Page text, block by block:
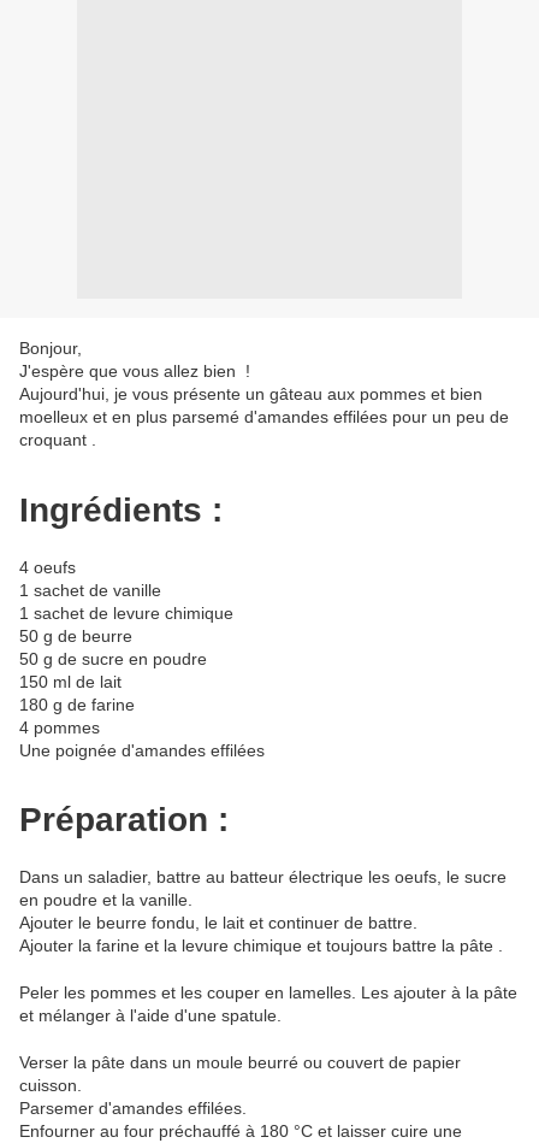
Bonjour,
J'espère que vous allez bien !
Aujourd'hui, je vous présente un gâteau aux pommes et bien
moelleux et en plus parsemé d'amandes effilées pour un peu de
croquant .
Ingrédients :
4 oeufs
1 sachet de vanille
1 sachet de levure chimique
50 g de beurre
50 g de sucre en poudre
150 ml de lait
180 g de farine
4 pommes
Une poignée d'amandes effilées
Préparation :
Dans un saladier, battre au batteur électrique les oeufs, le sucre
en poudre et la vanille.
Ajouter le beurre fondu, le lait et continuer de battre.
Ajouter la farine et la levure chimique et toujours battre la pâte .
Peler les pommes et les couper en lamelles. Les ajouter à la pâte
et mélanger à l'aide d'une spatule.
Verser la pâte dans un moule beurré ou couvert de papier
cuisson.
Parsemer d'amandes effilées.
Enfourner au four préchauffé à 180 °C et laisser cuire une